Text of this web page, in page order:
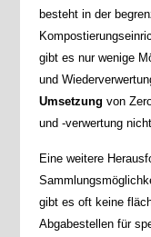
besteht in der
gibt es nur wenige
und
Umsetzung von
und -verwertung
Eine weitere
gibt es oft keine
Abgabestellen für